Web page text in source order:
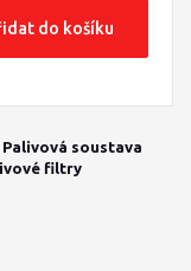
do košíku
Palivová soustava
filtry